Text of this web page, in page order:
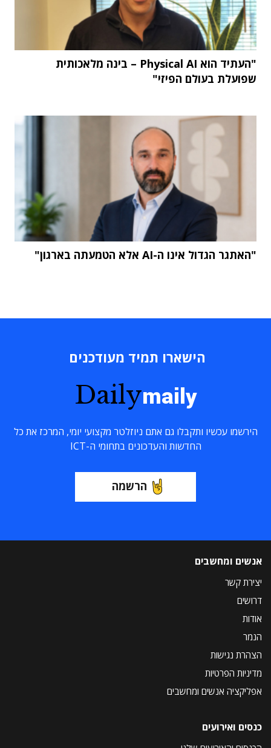
"העתיד הוא Physical AI – בינה מלאכותית
שפועלת בעולם הפיזי"
"האתגר הגדול אינו ה-AI אלא הטמעתה בארגון"
הישארו תמיד מעודכנים
Dailymaily
הירשמו עכשיו ותקבלו גם אתם ניוזלטר מקצועי יומי, המרכז את כל
החדשות והעדכונים בתחומי ה-ICT
הרשמה
אנשים ומחשבים
יצירת קשר
דרושים
אודות
הנמר
הצהרת נגישות
מדיניות הפרטיות
אפליקציה אנשים ומחשבים
כנסים ואירועים